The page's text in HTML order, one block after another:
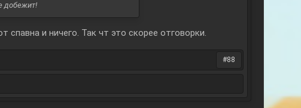
добежит!
спавна и ничего. Так чт это скорее отговорки.
#88